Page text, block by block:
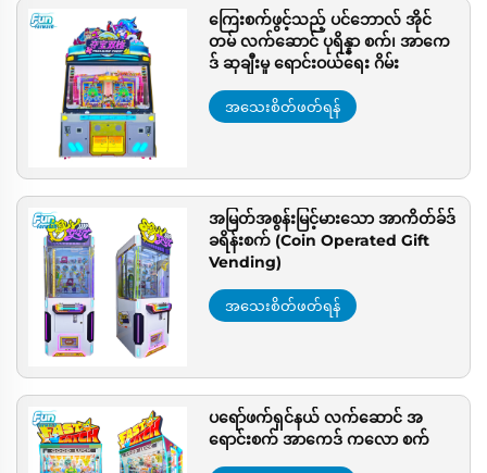
ကြေးစက်ဖွင့်သည့် ပင်ဘောလ် အိုင်
တမ် လက်ဆောင် ပုရိန္နာ စက်၊ အာကေ
ဒ် ဆုချီးမှု ရောင်းဝယ်ရေး ဂိမ်း
အသေးစိတ်ဖတ်ရန်
အမြတ်အစွန်းမြင့်မားသော အာကိတ်ခ်ဒ်
ခရိန်းစက် (Coin Operated Gift
Vending)
အသေးစိတ်ဖတ်ရန်
ပရော်ဖက်ရှင်နယ် လက်ဆောင် အ
ရောင်းစက် အာကေဒ် ကလော စက်